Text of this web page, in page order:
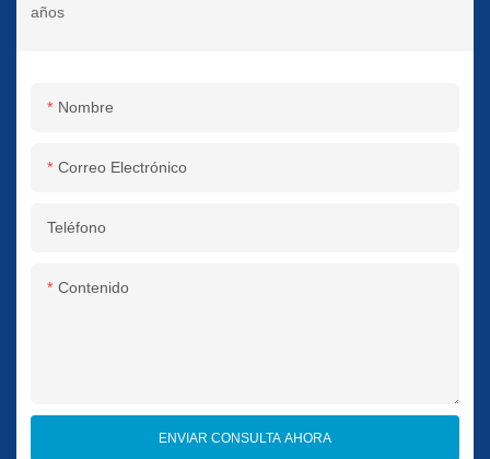
años
Nombre
Correo Electrónico
Teléfono
Contenido
ENVIAR CONSULTA AHORA